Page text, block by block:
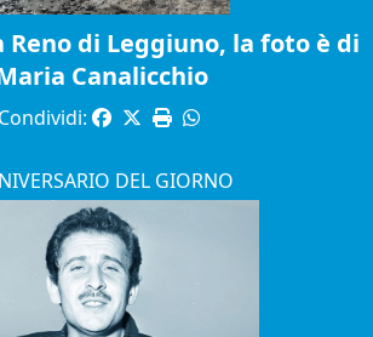
Reno di Leggiuno, la foto è di
Canalicchio
Condividi:
DEL GIORNO